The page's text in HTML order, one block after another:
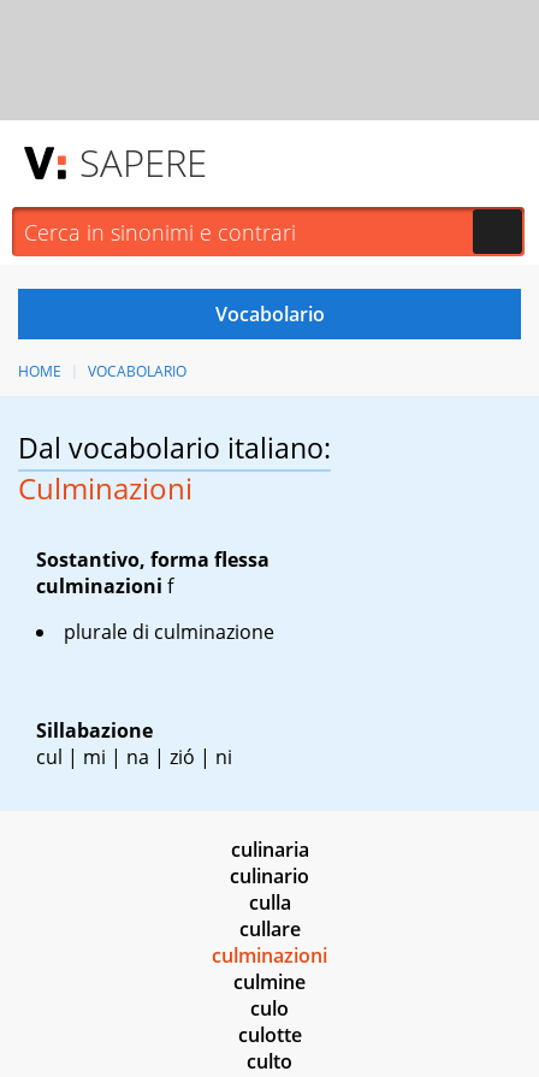
SAPERE
HOME VOCABOLARIO
Dal vocabolario italiano:
Culminazioni
Sostantivo, forma flessa
culminazioni f
plurale di culminazione
Sillabazione
cul | mi | na | zió | ni
culinaria
culinario
culla
cullare
culminazioni
culmine
culo
culotte
culto